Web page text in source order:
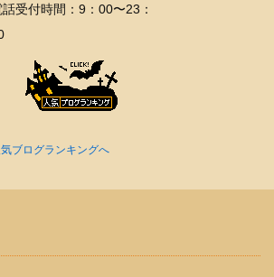
話受付時間：9：00〜23：
気ブログランキングへ